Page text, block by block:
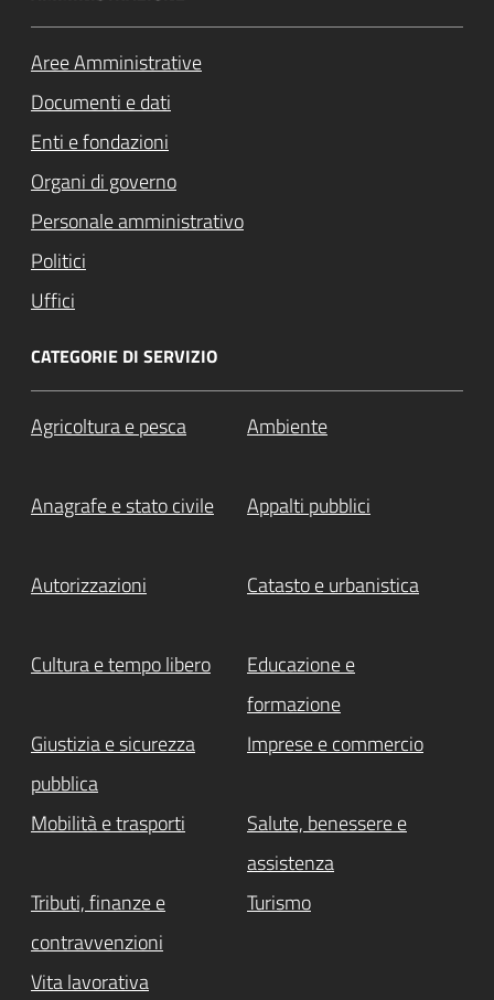
Aree Amministrative
Documenti e dati
Enti e fondazioni
Organi di governo
Personale amministrativo
Politici
Uffici
CATEGORIE DI SERVIZIO
Agricoltura e pesca Ambiente
Anagrafe e stato civile Appalti pubblici
Autorizzazioni Catasto e urbanistica
Cultura e tempo libero
Educazione e
formazione
Giustizia e sicurezza
pubblica
Imprese e commercio
Mobilità e trasporti
Salute, benessere e
assistenza
Tributi, finanze e
contravvenzioni
Turismo
Vita lavorativa